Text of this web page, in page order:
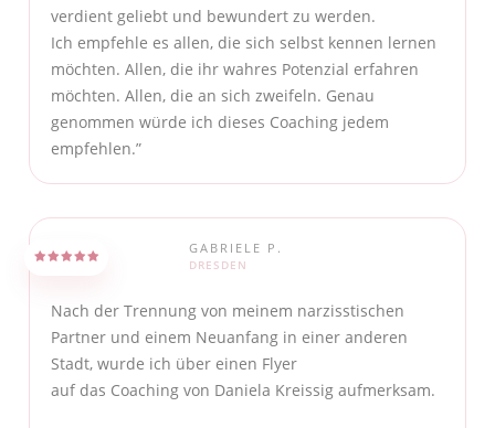
verdient geliebt und bewundert zu werden.
Ich empfehle es allen, die sich selbst kennen lernen
möchten. Allen, die ihr wahres Potenzial erfahren
möchten. Allen, die an sich zweifeln. Genau
genommen würde ich dieses Coaching jedem
empfehlen.”
GABRIELE P.
DRESDEN
Nach der Trennung von meinem narzisstischen
Partner und einem Neuanfang in einer anderen
Stadt, wurde ich über einen Flyer
auf das Coaching von Daniela Kreissig aufmerksam.